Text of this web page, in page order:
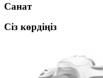
Санат
Сіз көрдіңіз